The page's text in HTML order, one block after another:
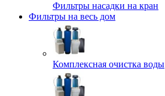
Фильтры насадки на кран
Фильтры на весь дом
Комплексная очистка воды